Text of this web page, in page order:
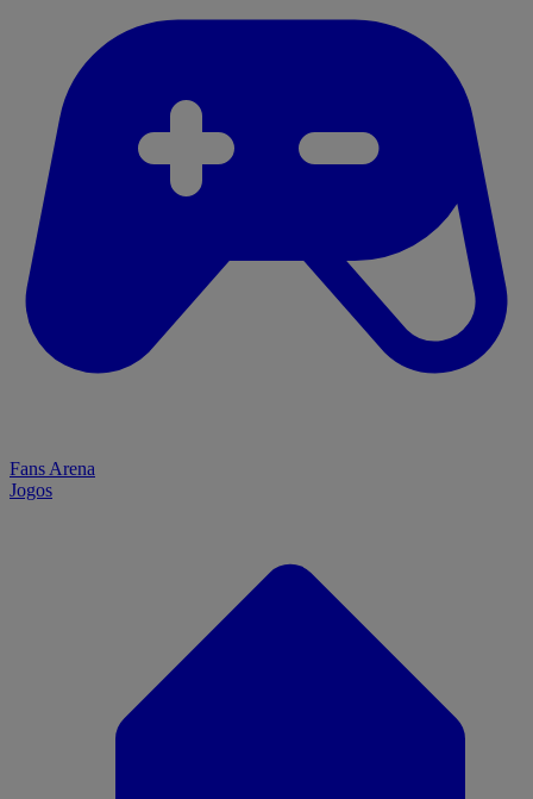
Fans Arena
Jogos